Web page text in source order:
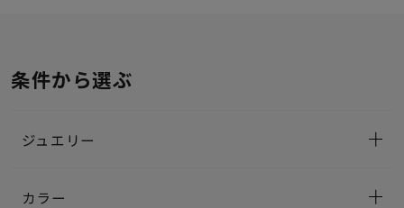
条件から選ぶ
ジュエリー
カラー